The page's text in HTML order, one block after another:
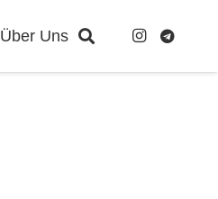
Über Uns